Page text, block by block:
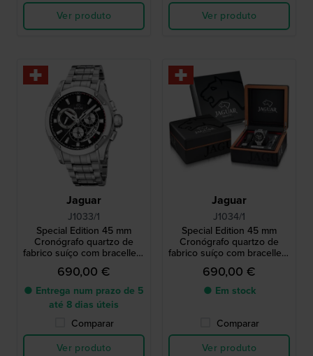
Ver produto Ver produto
Jaguar
J1033/1
Special Edition 45 mm
Cronógrafo quartzo de
fabrico suíço com bracellete
extra de borracha
690,00 €
● Entrega num prazo de 5
até 8 dias úteis
Comparar
Ver produto
Jaguar
J1034/1
Special Edition 45 mm
Cronógrafo quartzo de
fabrico suíço com bracellete
extra de borracha
690,00 €
● Em stock
Comparar
Ver produto